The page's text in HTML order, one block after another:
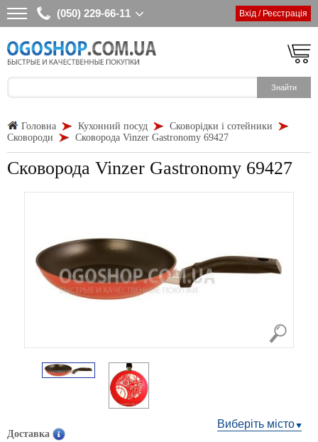
(050) 229-66-11 Вхід / Реєстрація
Головна Кухонний посуд
Сковорідки і сотейники
Сковороди
Сковорода Vinzer Gastronomy 69427
Сковорода Vinzer Gastronomy 69427
Виберіть місто
Доставка